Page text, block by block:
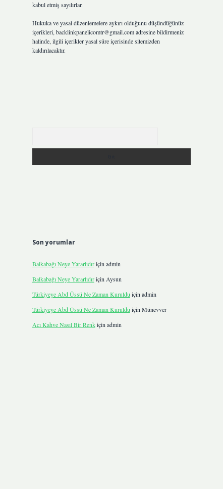
kabul etmiş sayılırlar.
Hukuka ve yasal düzenlemelere aykırı olduğunu düşündüğünüz
içerikleri, backlinkpanelicomtr@gmail.comadresine bildirmeniz
halinde, ilgili içerikler yasal süre içerisinde sitemizden
kaldırılacaktır.
Son yorumlar
Balkabağı Neye Yararlıdıriçin admin
Balkabağı Neye Yararlıdıriçin Aysun
Türkiyeye Abd Üssü Ne Zaman Kuruldu için admin
Türkiyeye Abd Üssü Ne Zaman Kuruldu için Münevver
Acı Kahve Nasıl Bir Renkiçin admin